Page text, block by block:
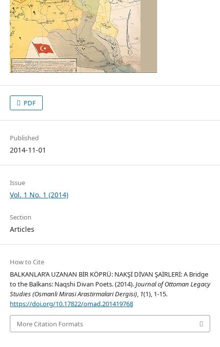
PDF
Published
2014-11-01
Issue
Vol. 1 No. 1 (2014)
Section
Articles
How to Cite
BALKANLAR’A UZANAN BİR KÖPRÜ: NAKŞİ DİVAN ŞAİRLERİ: A Bridge
to the Balkans: Naqshi Divan Poets. (2014).Journal of Ottoman Legacy
Studies (Osmanli Mirasi Arastirmalari Dergisi), 1(1), 1-15.
https://doi.org/10.17822/omad.201419768
More Citation Formats